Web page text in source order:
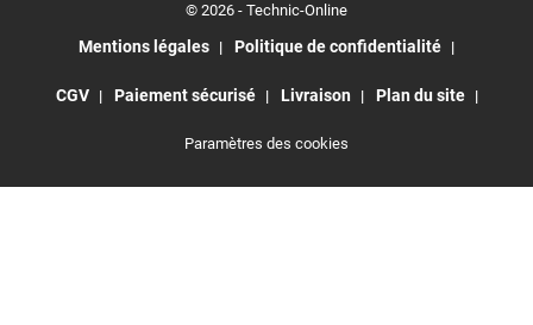
© 2026 - Technic-Online
Mentions légales Politique de confidentialité
CGV Paiement sécurisé Livraison Plan du site
Paramètres des cookies